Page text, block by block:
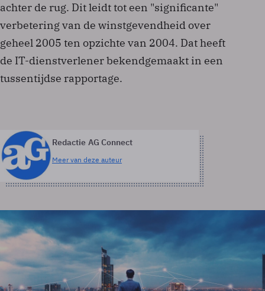
achter de rug. Dit leidt tot een "significante"
verbetering van de winstgevendheid over
geheel 2005 ten opzichte van 2004. Dat heeft
de IT-dienstverlener bekendgemaakt in een
tussentijdse rapportage.
Redactie AG Connect
Meer van deze auteur